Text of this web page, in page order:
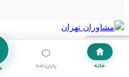
خانه پایان‌نامه